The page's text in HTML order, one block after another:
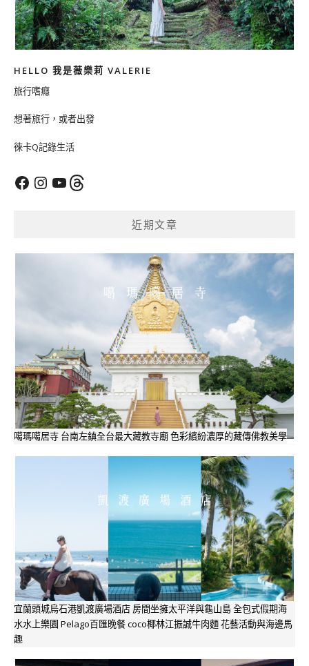
HELLO 我是薇樂莉 VALERIE
旅行嗜癮
想著旅行，或者出發
徠卡Q記錄生活
FacebookInstagram
YouTubeThreads
近期文章
噶瑪噶居寺 台南左鎮全台最大藏教寺廟 色彩繽紛濃厚的藏傳佛教美學
宜蘭頭城烏石港凱渡廣場酒店 房間坐擁太平洋與龜山島 全包式假期海
水水上樂園 Pelago百匯晚餐 coco椰林江振誠牛肉麵 花藝活動與海邊馬
趣